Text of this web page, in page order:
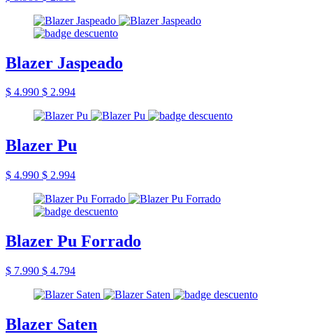
Blazer Jaspeado
$ 4.990 $ 2.994
Blazer Pu
$ 4.990 $ 2.994
Blazer Pu Forrado
$ 7.990 $ 4.794
Blazer Saten